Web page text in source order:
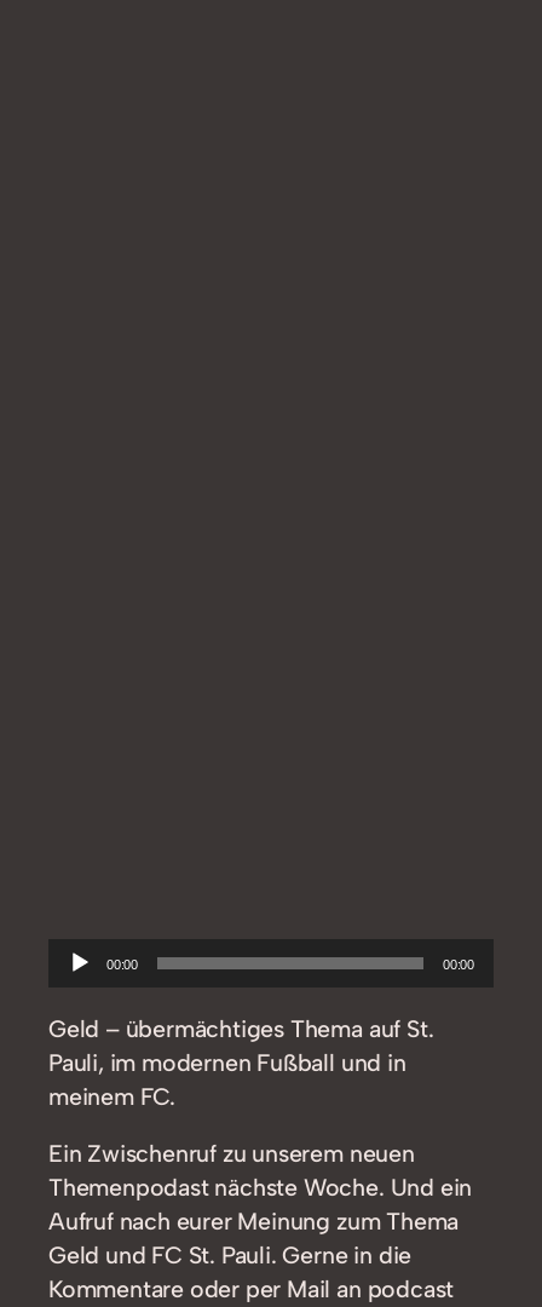
Audio-
Player
00:00 00:00
Geld – übermächtiges Thema auf St.
Pauli, im modernen Fußball und in
meinem FC.
Ein Zwischenruf zu unserem neuen
Themenpodast nächste Woche. Und ein
Aufruf nach eurer Meinung zum Thema
Geld und FC St. Pauli. Gerne in die
Kommentare oder per Mail an podcast